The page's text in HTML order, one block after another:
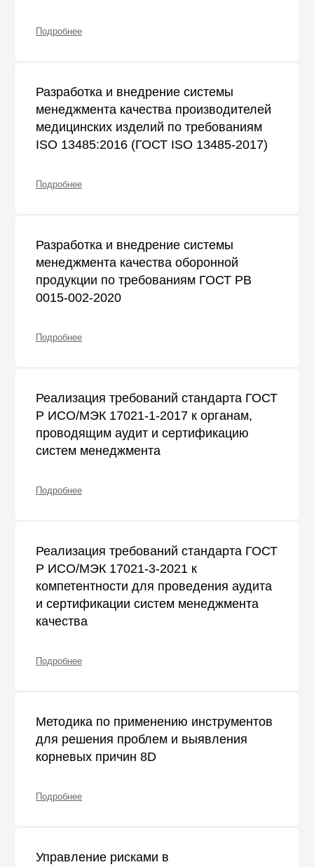
Подробнее
Разработка и внедрение системы
менеджмента качества производителей
медицинских изделий по требованиям
ISO 13485:2016 (ГОСТ ISO 13485-2017)
Подробнее
Разработка и внедрение системы
менеджмента качества оборонной
продукции по требованиям ГОСТ РВ
0015-002-2020
Подробнее
Реализация требований стандарта ГОСТ
Р ИСО/МЭК 17021-1-2017 к органам,
проводящим аудит и сертификацию
систем менеджмента
Подробнее
Реализация требований стандарта ГОСТ
Р ИСО/МЭК 17021-3-2021 к
компетентности для проведения аудита
и сертификации систем менеджмента
качества
Подробнее
Методика по применению инструментов
для решения проблем и выявления
корневых причин 8D
Подробнее
Управление рисками в